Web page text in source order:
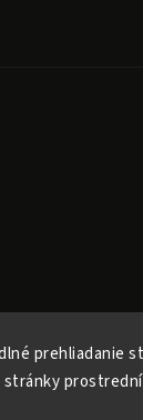
prehliadanie
cookies
Shoptak.cz